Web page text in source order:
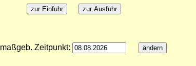
maßgeb. Zeitpunkt: